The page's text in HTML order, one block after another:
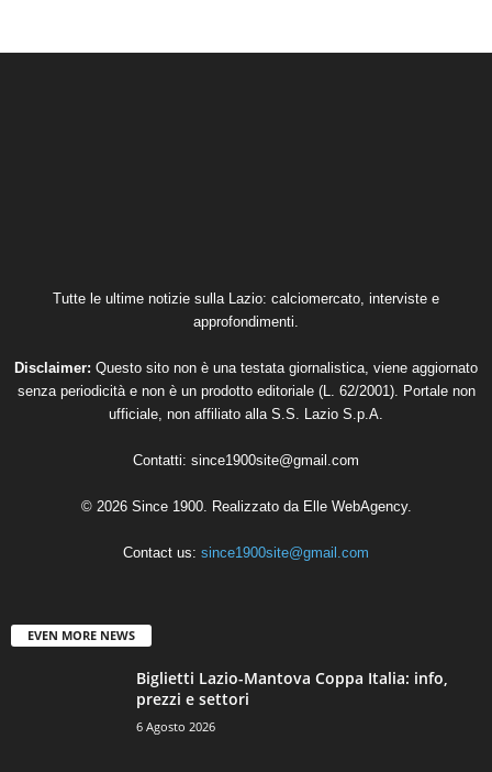
Tutte le ultime notizie sulla Lazio: calciomercato, interviste e
approfondimenti.
Disclaimer: Questo sito non è una testata giornalistica, viene aggiornato
senza periodicità e non è un prodotto editoriale (L. 62/2001). Portale non
ufficiale, non affiliato alla S.S. Lazio S.p.A.
Contatti: since1900site@gmail.com
© 2026 Since 1900. Realizzato da Elle WebAgency.
Contact us: since1900site@gmail.com
EVEN MORE NEWS
Biglietti Lazio-Mantova Coppa Italia: info,
prezzi e settori
6 Agosto 2026